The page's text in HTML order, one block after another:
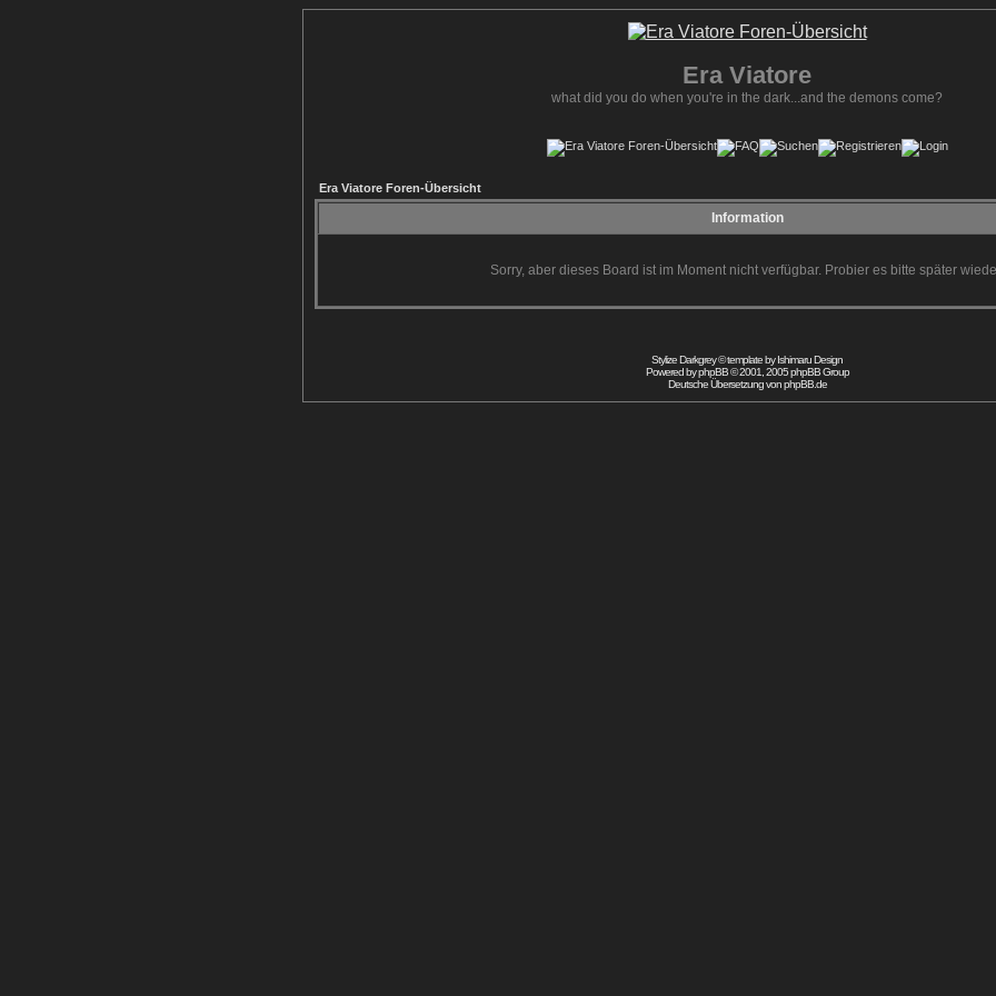
Era Viatore
what did you do when you're in the dark...and the demons come?
Era Viatore Foren-Übersicht
Information
Sorry, aber dieses Board ist im Moment nicht verfügbar. Probier es bitte später
Stylize Darkgrey © template byIshimaru Design
Powered byphpBB© 2001, 2005 phpBB Group
Deutsche Übersetzung vonphpBB.de